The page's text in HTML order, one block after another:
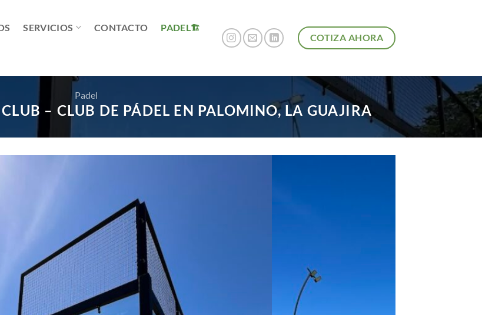
SERVICIOS CONTACTO
PADEL
COTIZA AHORA
Padel
– CLUB DE PÁDEL EN PALOMINO, LA GUAJIRA